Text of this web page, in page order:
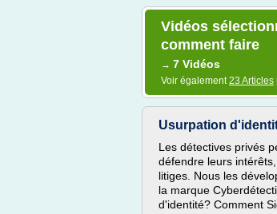
Vidéos
comment faire
→ 7 Vidéos
Voir également23 Articles
Usurpation
Les détectives privés
défendre leurs
litiges. Nous les
la marque
d'identité? Comment